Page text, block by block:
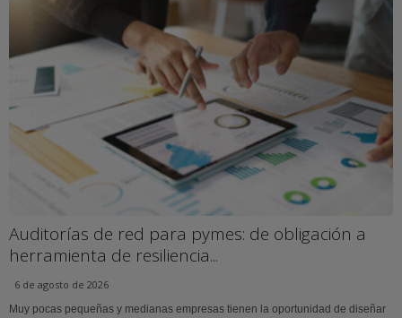
Auditorías de red para pymes: de obligación a
herramienta de resiliencia...
6 de agosto de 2026
Muy pocas pequeñas y medianas empresas tienen la oportunidad de diseñar